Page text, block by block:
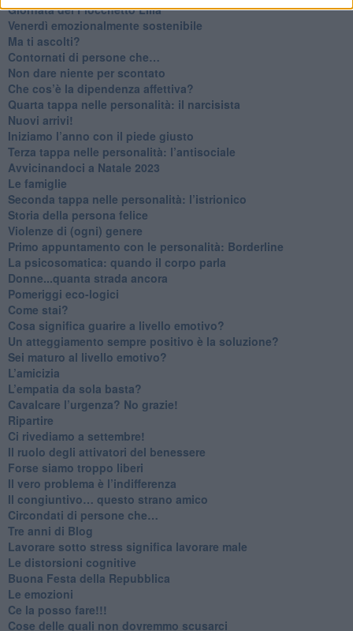
​Giornata del Fiocchetto Lilla
​Venerdì emozionalmente sostenibile
Ma ti ascolti?
Contornati di persone che…
Non dare niente per scontato
Che cos’è la dipendenza affettiva?
Quarta tappa nelle personalità: il narcisista
​Nuovi arrivi!
​Iniziamo l’anno con il piede giusto
​Terza tappa nelle personalità: l’antisociale
​Avvicinandoci a Natale 2023
Le famiglie
Seconda tappa nelle personalità: l’istrionico
​Storia della persona felice
Violenze di (ogni) genere
​Primo appuntamento con le personalità: Borderline
La psicosomatica: quando il corpo parla
Donne...quanta strada ancora
​Pomeriggi eco-logici
​Come stai?
Cosa significa guarire a livello emotivo?
​Un atteggiamento sempre positivo è la soluzione?
​Sei maturo al livello emotivo?
​L’amicizia
​L’empatia da sola basta?
​Cavalcare l’urgenza? No grazie!
Ripartire
​Ci rivediamo a settembre!
​Il ruolo degli attivatori del benessere
​Forse siamo troppo liberi
​Il vero problema è l’indifferenza
​Il congiuntivo… questo strano amico
​Circondati di persone che…
​Tre anni di Blog
​Lavorare sotto stress significa lavorare male
​Le distorsioni cognitive
​Buona Festa della Repubblica
Le emozioni
​Ce la posso fare!!!
​Cose delle quali non dovremmo scusarci